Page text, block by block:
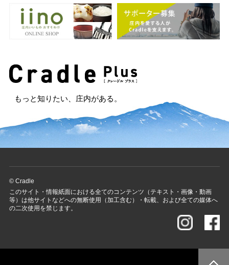
もっと知りたい、庄内がある。
© Cradle
このサイト・情報紙面における全てのコンテンツ（テキスト・画像・動画
等）は他サイトなどへの無断使用（加工含む）・転載、および全ての媒体へ
の二次使用を禁じます。